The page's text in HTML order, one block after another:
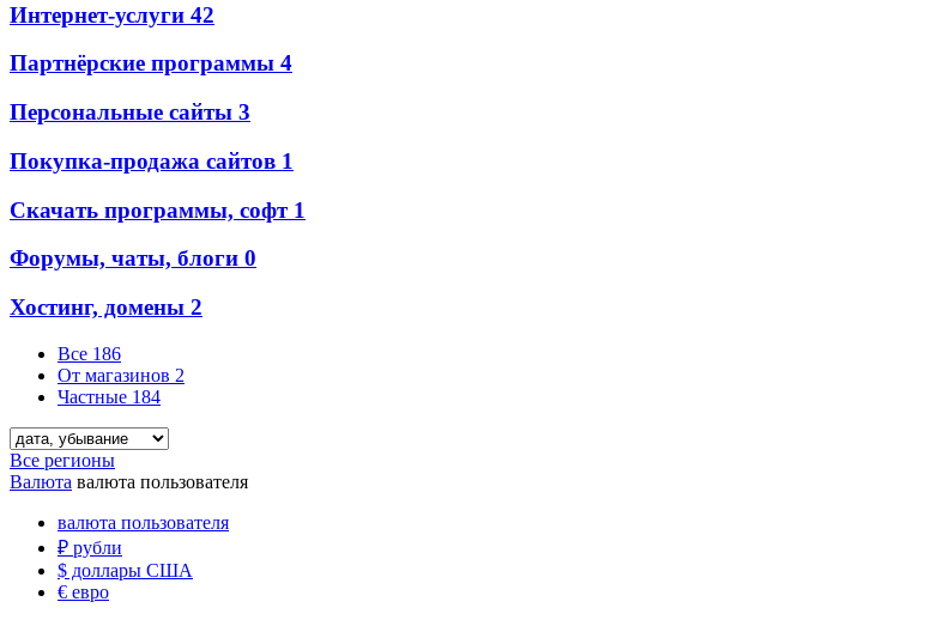
Интернет-услуги 42
Партнёрские программы 4
Персональные сайты 3
Покупка-продажа сайтов 1
Скачать программы, софт 1
Форумы, чаты, блоги 0
Хостинг, домены 2
Все 186
От магазинов 2
Частные 184
Все регионы
Валюта валюта пользователя
валюта пользователя
₽ рубли
$ доллары США
€ евро